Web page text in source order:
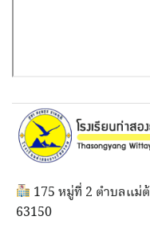
175 หมู่ที่ 2 ตำบลแม่
63150